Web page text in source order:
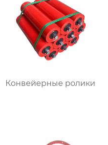
Конвейерные ролики